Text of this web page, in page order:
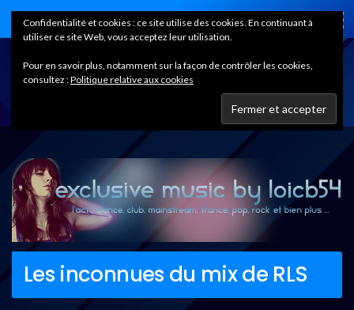
Home
Les inconnues du mix de RLS
Confidentialité et cookies : ce site utilise des cookies. En continuant à
utiliser ce site Web, vous acceptez leur utilisation.
Pour en savoir plus, notamment sur la façon de contrôler les cookies,
consultez :Politique relative aux cookies